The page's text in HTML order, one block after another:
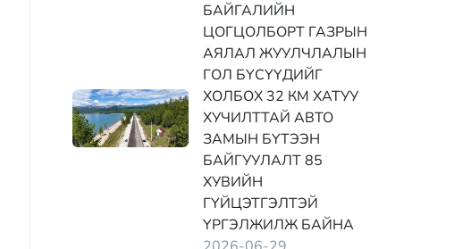
БАЙГАЛИЙН
ЦОГЦОЛБОРТ ГАЗРЫН
АЯЛАЛ ЖУУЛЧЛАЛЫН
ГОЛ БҮСҮҮДИЙГ
ХОЛБОХ 32 КМ ХАТУУ
ХУЧИЛТТАЙ АВТО
ЗАМЫН БҮТЭЭН
БАЙГУУЛАЛТ 85
ХУВИЙН
ГҮЙЦЭТГЭЛТЭЙ
ҮРГЭЛЖИЛЖ БАЙНА